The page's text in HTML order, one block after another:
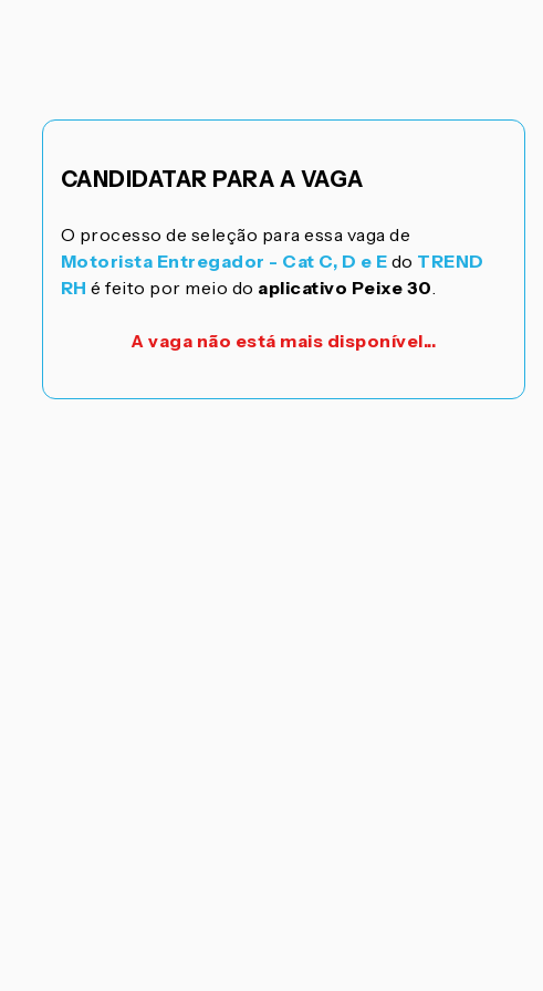
CANDIDATAR PARA A VAGA
O processo de seleção para essa vaga de
Motorista Entregador - Cat C, D e E do TREND
RH é feito por meio do aplicativo Peixe 30.
A vaga não está mais disponível...